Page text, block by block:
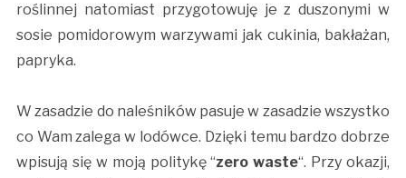
roślinnej natomiast przygotowuję je z duszonymi w
sosie pomidorowym warzywami jak cukinia, bakłażan,
papryka.
W zasadzie do naleśników pasuje w zasadzie wszystko
co Wam zalega w lodówce. Dzięki temu bardzo dobrze
wpisują się w moją politykę “zero waste“. Przy okazji,